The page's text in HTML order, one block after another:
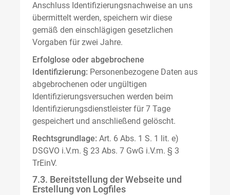
Anschluss Identifizierungsnachweise an uns
übermittelt werden, speichern wir diese
gemäß den einschlägigen gesetzlichen
Vorgaben für zwei Jahre.
Erfolglose oder abgebrochene
Identifizierung: Personenbezogene Daten aus
abgebrochenen oder ungültigen
Identifizierungsversuchen werden beim
Identifizierungsdienstleister für 7 Tage
gespeichert und anschließend gelöscht.
Rechtsgrundlage: Art. 6 Abs. 1 S. 1 lit. e)
DSGVO i.V.m. § 23 Abs. 7 GwG i.V.m. § 3
TrEinV.
7.3. Bereitstellung der Webseite und
Erstellung von Logfiles